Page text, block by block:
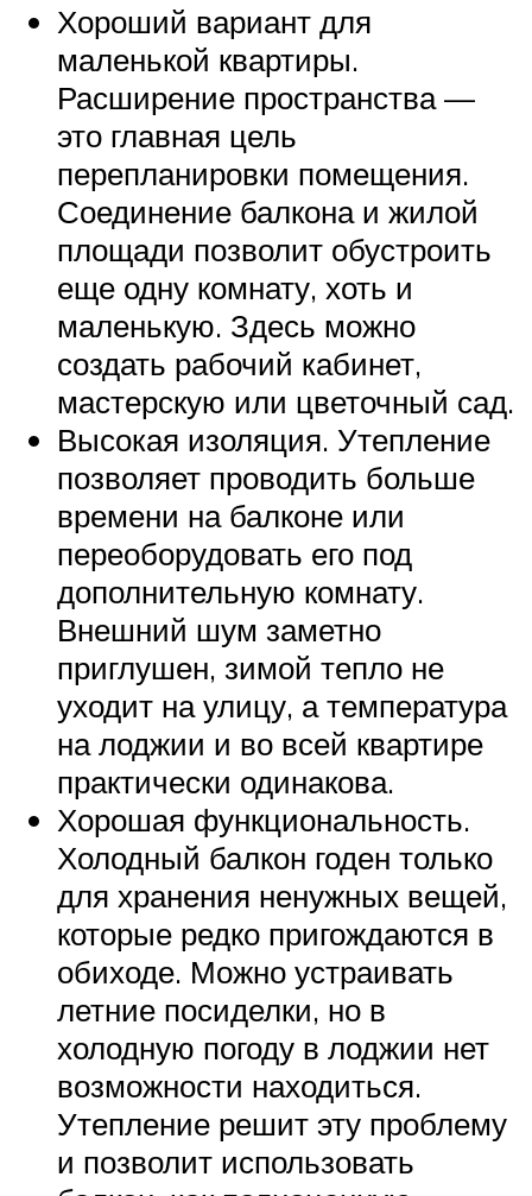
Хороший вариант для
маленькой квартиры.
Расширение пространства —
это главная цель
перепланировки помещения.
Соединение балкона и жилой
площади позволит обустроить
еще одну комнату, хоть и
маленькую. Здесь можно
создать рабочий кабинет,
мастерскую или цветочный сад.
Высокая изоляция. Утепление
позволяет проводить больше
времени на балконе или
переоборудовать его под
дополнительную комнату.
Внешний шум заметно
приглушен, зимой тепло не
уходит на улицу, а температура
на лоджии и во всей квартире
практически одинакова.
Хорошая функциональность.
Холодный балкон годен только
для хранения ненужных вещей,
которые редко пригождаются в
обиходе. Можно устраивать
летние посиделки, но в
холодную погоду в лоджии нет
возможности находиться.
Утепление решит эту проблему
и позволит использовать